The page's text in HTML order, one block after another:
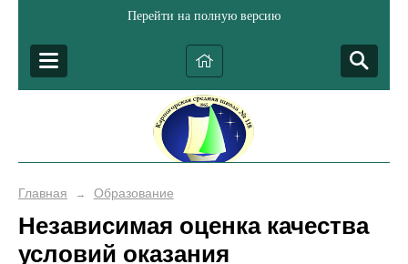
Перейти на полную версию
Главная → Образование
Независимая оценка качества
условий оказания